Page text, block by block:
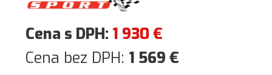
Cena s DPH: 1 930€
Cena bez DPH: 1 569€